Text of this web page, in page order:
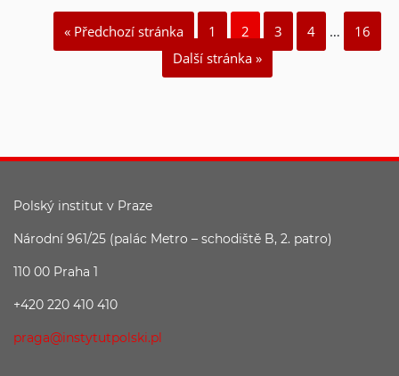
« Předchozí stránka 1 2 3 4 …
16
Další stránka »
Polský institut v Praze
Národní 961/25 (palác Metro – schodiště B, 2. patro)
110 00 Praha 1
+420 220 410 410
praga@instytutpolski.pl